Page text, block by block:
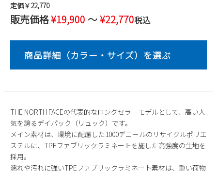
2
9
10 11 12 13
30
31
1
2 4
5
6
7 8 9
13
14 15 16 17 18
19
20
21 22 23 24 25
26
27
28
定価￥22,770
販売価格¥19,900 〜¥22,770税込
THE NORTH FACEの代表的なロングセラーモデルとして、高い人
気を誇るデイパック（リュック）です。
メイン素材は、環境に配慮した1000デニールのリサイクルポリエ
ステルに、TPEファブリックラミネートを施した高強度の生地を
採用。
濡れや汚れに強いTPEファブリックラミネート素材は、重い荷物